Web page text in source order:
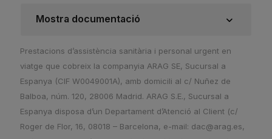
Mostra documentació
Prestacions d’assistència sanitària i personal urgent en
viatge que cobreix la companyia ARAG SE, Sucursal a
Espanya (CIF W0049001A), amb domicili al c/ Nuñez de
Balboa, núm. 120, 28006 Madrid. ARAG S.E., Sucursal a
Espanya disposa d’un Departament d’Atenció al Client (c/
Roger de Flor, 16, 08018 – Barcelona, e-mail: dac@arag.es,